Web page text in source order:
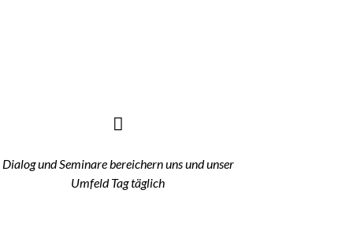
Dialog und Seminare bereichern uns und unser
Umfeld Tag täglich